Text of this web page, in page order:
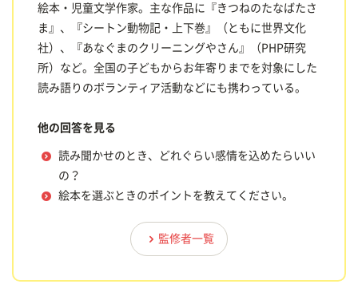
絵本・児童文学作家。主な作品に『きつねのたなばたさ
ま』、『シートン動物記・上下巻』（ともに世界文化
社）、『あなぐまのクリーニングやさん』（PHP研究
所）など。全国の子どもからお年寄りまでを対象にした
読み語りのボランティア活動などにも携わっている。
他の回答を見る
読み聞かせのとき、どれぐらい感情を込めたらいい
の？
絵本を選ぶときのポイントを教えてください。
監修者一覧